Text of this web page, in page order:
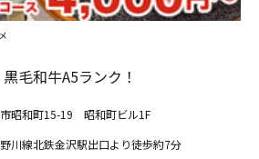
毛和牛A5ランク！
昭和町15-19 昭和町ビル1F
川線北鉄金沢駅出口より徒歩約7分